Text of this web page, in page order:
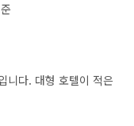
니다. 대형 호텔이 적은